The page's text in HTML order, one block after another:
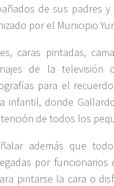
de sus padres
por el Municipio
caras pintadas,
de la televisión
para el
infantil, donde
de todos los
además que
por
pintarse la cara o